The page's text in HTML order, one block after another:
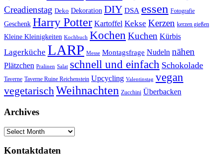
Creadienstag Deko Dekoration DIY DSA essen Fotografie
Geschenk Harry Potter Kartoffel Kekse Kerzen kerzen gießen
Kleine Kleinigkeiten Kochbuch Kochen Kuchen Kürbis
Lagerküche LARP Messe Montagsfrage Nudeln nähen
Plätzchen Pralinen Salat schnell und einfach Schokolade
Taverne Taverne Ruine Reichenstein Upcycling Valentinstag vegan
vegetarischWeihnachten Zucchini Überbacken
Archives
Archives
Kontaktdaten